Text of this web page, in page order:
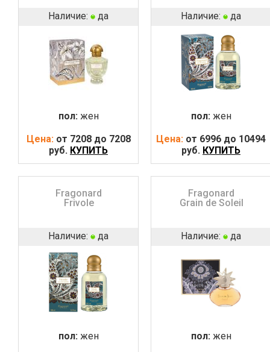
Наличие: да
пол: жен
Цена: от 7208 до 7208
руб. КУПИТЬ
Наличие: да
пол: жен
Цена: от 6996 до 10494
руб. КУПИТЬ
Fragonard
Frivole
Наличие: да
пол: жен
Fragonard
Grain de Soleil
Наличие: да
пол: жен